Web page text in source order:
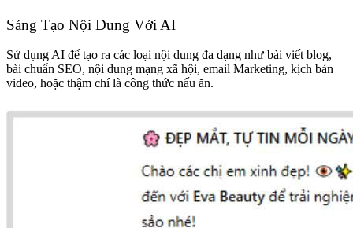
Sáng Tạo Nội Dung Với AI
Sử dụng AI để tạo ra các loại nội dung đa dạng như bài viết blog,
bài chuẩn SEO, nội dung mạng xã hội, email Marketing, kịch bản
video, hoặc thậm chí là công thức nấu ăn.